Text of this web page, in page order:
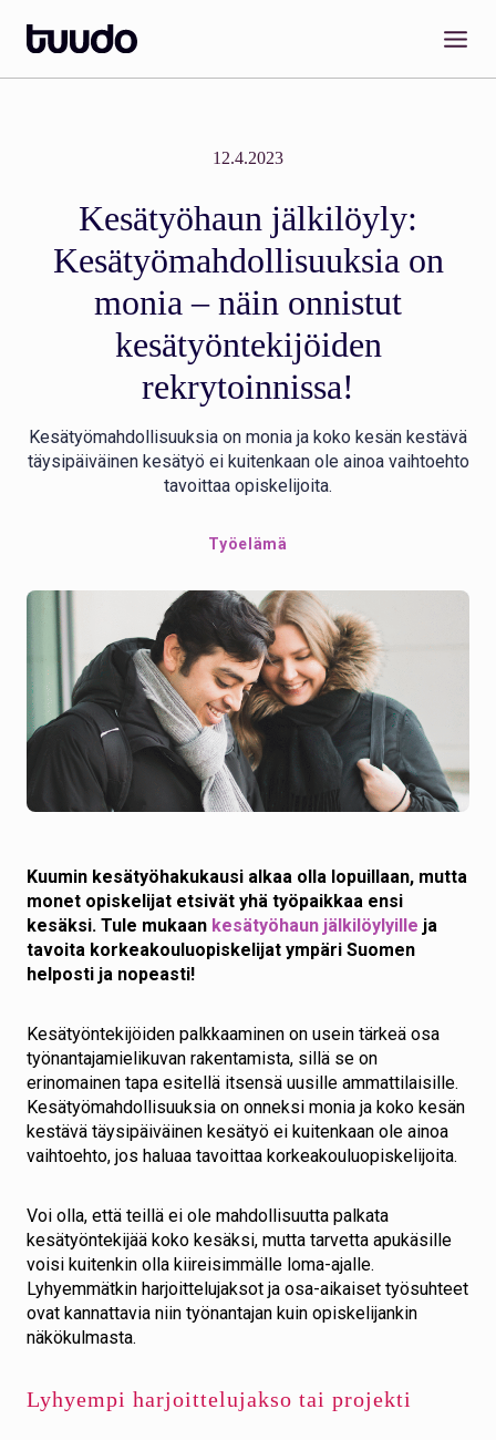
sisältöön
12.4.2023
Kesätyöhaun jälkilöyly:
Kesätyömahdollisuuksia on
monia – näin onnistut
kesätyöntekijöiden
rekrytoinnissa!
Kesätyömahdollisuuksia on monia ja koko kesän kestävä
täysipäiväinen kesätyö ei kuitenkaan ole ainoa vaihtoehto
tavoittaa opiskelijoita.
Työelämä
Kuumin kesätyöhakukausi alkaa olla lopuillaan, mutta
monet opiskelijat etsivät yhä työpaikkaa ensi
kesäksi. Tule mukaan kesätyöhaun jälkilöylyille ja
tavoita korkeakouluopiskelijat ympäri Suomen
helposti ja nopeasti!
Kesätyöntekijöiden palkkaaminen on usein tärkeä osa
työnantajamielikuvan rakentamista, sillä se on
erinomainen tapa esitellä itsensä uusille ammattilaisille.
Kesätyömahdollisuuksia on onneksi monia ja koko kesän
kestävä täysipäiväinen kesätyö ei kuitenkaan ole ainoa
vaihtoehto, jos haluaa tavoittaa korkeakouluopiskelijoita.
Voi olla, että teillä ei ole mahdollisuutta palkata
kesätyöntekijää koko kesäksi, mutta tarvetta apukäsille
voisi kuitenkin olla kiireisimmälle loma-ajalle.
Lyhyemmätkin harjoittelujaksot ja osa-aikaiset työsuhteet
ovat kannattavia niin työnantajan kuin opiskelijankin
näkökulmasta.
Lyhyempi harjoittelujakso tai projekti